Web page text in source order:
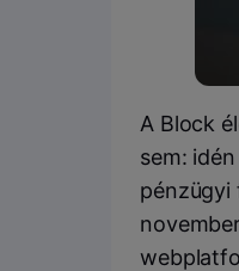
A Block
sem:
pénzügyi